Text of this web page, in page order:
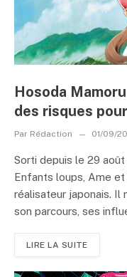
Hosoda
des risques
Par Rédaction 01/09/
Sorti depuis le 29 août
Enfants loups, Ame
réalisateur japonais. Il
son parcours, ses
LIRE LA SUITE